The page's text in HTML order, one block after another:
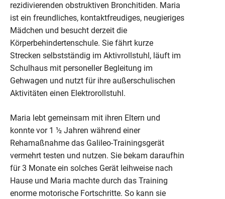
rezidivierenden obstruktiven Bronchitiden. Maria
ist ein freundliches, kontaktfreudiges, neugieriges
Mädchen und besucht derzeit die
Körperbehindertenschule. Sie fährt kurze
Strecken selbstständig im Aktivrollstuhl, läuft im
Schulhaus mit personeller Begleitung im
Gehwagen und nutzt für ihre außerschulischen
Aktivitäten einen Elektrorollstuhl.
Maria lebt gemeinsam mit ihren Eltern und
konnte vor 1 ½ Jahren während einer
Rehamaßnahme das Galileo-Trainingsgerät
vermehrt testen und nutzen. Sie bekam daraufhin
für 3 Monate ein solches Gerät leihweise nach
Hause und Maria machte durch das Training
enorme motorische Fortschritte. So kann sie